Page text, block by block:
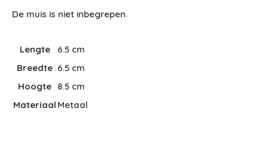
De muis is niet inbegrepen.
Lengte
6.5 cm
Breedte 6.5 cm
Hoogte 8.5 cm
Materiaal Metaal